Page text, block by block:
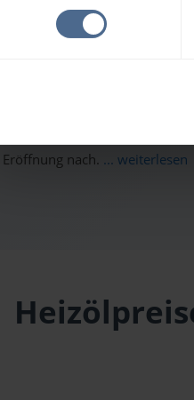
Ölpreise erholen sich -
sich gestern von den starken
aus dem Handel.
nach. ... weiterlesen